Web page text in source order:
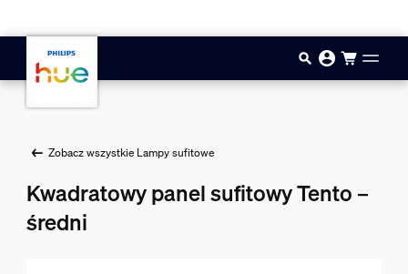
Zobacz wszystkie Lampy sufitowe
Kwadratowy panel sufitowy Tento –
średni